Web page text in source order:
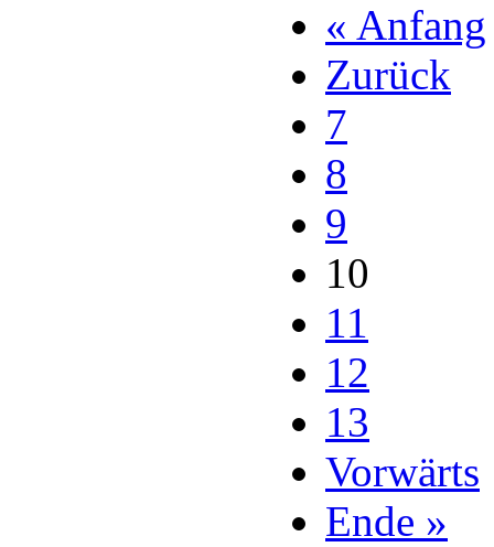
« Anfang
Zurück
7
8
9
10
11
12
13
Vorwärts
Ende »